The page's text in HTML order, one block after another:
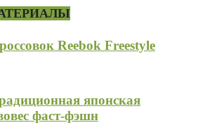
Reebok Freestyle
японская
фаст-фэшн